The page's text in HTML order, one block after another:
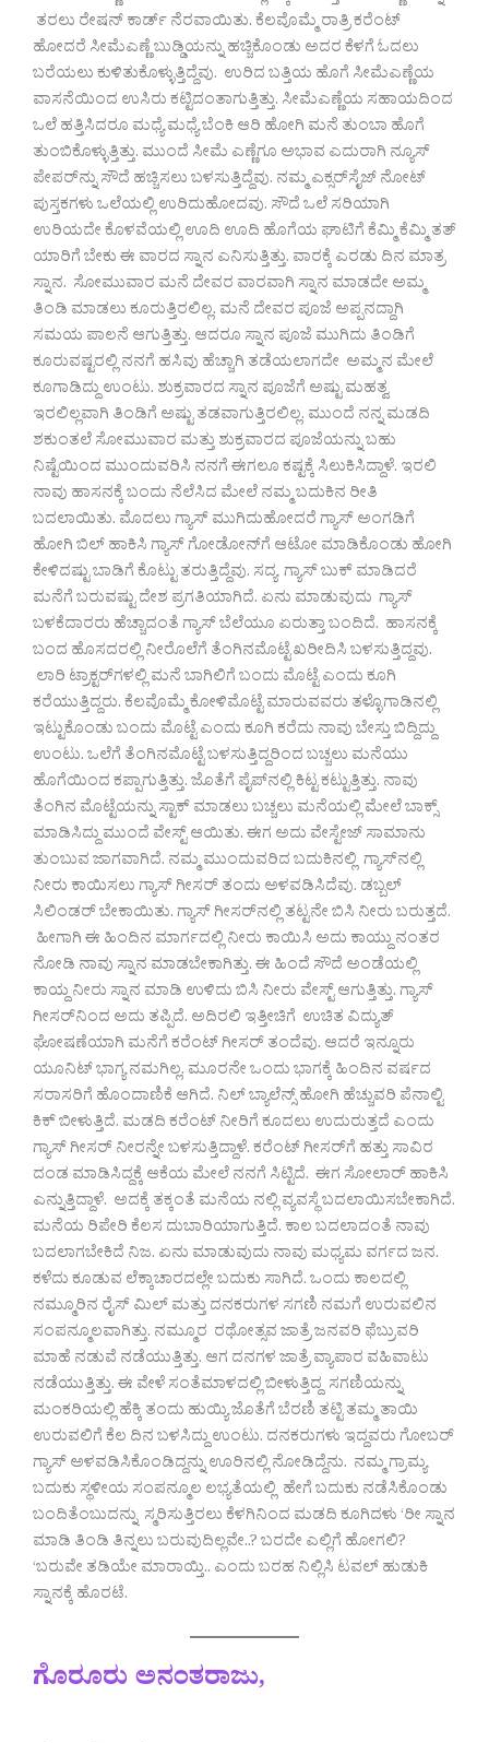
ತರಲು ರೇಷನ್ ಕಾರ್ಡ್ ನೆರವಾಯಿತು. ಕೆಲವೊಮ್ಮೆ ರಾತ್ರಿ ಕರೆಂಟ್
ಹೋದರೆ ಸೀಮೆಎಣ್ಣೆ ಬುಡ್ಡಿಯನ್ನು ಹಚ್ಚಿಕೊಂಡು ಅದರ ಕೆಳಗೆ ಓದಲು
ಬರೆಯಲು ಕುಳಿತುಕೊಳ್ಳುತ್ತಿದ್ದೆವು. ಉರಿದ ಬತ್ತಿಯ ಹೊಗೆ ಸೀಮೆಎಣ್ಣೆಯ
ವಾಸನೆಯಿಂದ ಉಸಿರು ಕಟ್ಟಿದಂತಾಗುತ್ತಿತ್ತು. ಸೀಮೆಎಣ್ಣೆಯ ಸಹಾಯದಿಂದ
ಒಲೆ ಹತ್ತಿಸಿದರೂ ಮಧ್ಯೆ ಮಧ್ಯೆ ಬೆಂಕಿ ಆರಿ ಹೋಗಿ ಮನೆ ತುಂಬಾ ಹೊಗೆ
ತುಂಬಿಕೊಳ್ಳುತ್ತಿತ್ತು. ಮುಂದೆ ಸೀಮೆ ಎಣ್ಣೆಗೂ ಅಭಾವ ಎದುರಾಗಿ ನ್ಯೂಸ್
ಪೇಪರ್‌ನ್ನು ಸೌದೆ ಹಚ್ಚಿಸಲು ಬಳಸುತ್ತಿದ್ದೆವು. ನಮ್ಮ ಎಕ್ಸರ್‌ಸೈಜ್ ನೋಟ್
ಪುಸ್ತಕಗಳು ಒಲೆಯಲ್ಲಿ ಉರಿದುಹೋದವು. ಸೌದೆ ಒಲೆ ಸರಿಯಾಗಿ
ಉರಿಯದೇ ಕೊಳವೆಯಲ್ಲಿ ಊದಿ ಊದಿ ಹೊಗೆಯ ಘಾಟಿಗೆ ಕೆಮ್ಮಿ ಕೆಮ್ಮಿ ತತ್
ಯಾರಿಗೆ ಬೇಕು ಈ ವಾರದ ಸ್ನಾನ ಎನಿಸುತ್ತಿತ್ತು. ವಾರಕ್ಕೆ ಎರಡು ದಿನ ಮಾತ್ರ
ಸ್ನಾನ. ಸೋಮುವಾರ ಮನೆ ದೇವರ ವಾರವಾಗಿ ಸ್ನಾನ ಮಾಡದೇ ಅಮ್ಮ
ತಿಂಡಿ ಮಾಡಲು ಕೂರುತ್ತಿರಲಿಲ್ಲ. ಮನೆ ದೇವರ ಪೂಜೆ ಅಪ್ಪನದ್ದಾಗಿ
ಸಮಯ ಪಾಲನೆ ಆಗುತ್ತಿತ್ತು. ಆದರೂ ಸ್ನಾನ ಪೂಜೆ ಮುಗಿದು ತಿಂಡಿಗೆ
ಕೂರುವಷ್ಟರಲ್ಲಿ ನನಗೆ ಹಸಿವು ಹೆಚ್ಚಾಗಿ ತಡೆಯಲಾಗದೇ ಅಮ್ಮನ ಮೇಲೆ
ಕೂಗಾಡಿದ್ದು ಉಂಟು. ಶುಕ್ರವಾರದ ಸ್ನಾನ ಪೂಜೆಗೆ ಅಷ್ಟು ಮಹತ್ವ
ಇರಲಿಲ್ಲವಾಗಿ ತಿಂಡಿಗೆ ಅಷ್ಟು ತಡವಾಗುತ್ತಿರಲಿಲ್ಲ. ಮುಂದೆ ನನ್ನ ಮಡದಿ
ಶಕುಂತಲೆ ಸೋಮುವಾರ ಮತ್ತು ಶುಕ್ರವಾರದ ಪೂಜೆಯನ್ನು ಬಹು
ನಿಷ್ಟೆಯಿಂದ ಮುಂದುವರಿಸಿ ನನಗೆ ಈಗಲೂ ಕಷ್ಟಕ್ಕೆ ಸಿಲುಕಿಸಿದ್ದಾಳೆ. ಇರಲಿ
ನಾವು ಹಾಸನಕ್ಕೆ ಬಂದು ನೆಲೆಸಿದ ಮೇಲೆ ನಮ್ಮ ಬದುಕಿನ ರೀತಿ
ಬದಲಾಯಿತು. ಮೊದಲು ಗ್ಯಾಸ್ ಮುಗಿದುಹೋದರೆ ಗ್ಯಾಸ್ ಅಂಗಡಿಗೆ
ಹೋಗಿ ಬಿಲ್ ಹಾಕಿಸಿ ಗ್ಯಾಸ್ ಗೋಡೋನ್‌ಗೆ ಆಟೋ ಮಾಡಿಕೊಂಡು ಹೋಗಿ
ಕೇಳಿದಷ್ಟು ಬಾಡಿಗೆ ಕೊಟ್ಟು ತರುತ್ತಿದ್ದೆವು. ಸದ್ಯ ಗ್ಯಾಸ್ ಬುಕ್ ಮಾಡಿದರೆ
ಮನೆಗೆ ಬರುವಷ್ಟು ದೇಶ ಪ್ರಗತಿಯಾಗಿದೆ. ಏನು ಮಾಡುವುದು ಗ್ಯಾಸ್
ಬಳಕೆದಾರರು ಹೆಚ್ಚಾದಂತೆ ಗ್ಯಾಸ್ ಬೆಲೆಯೂ ಏರುತ್ತಾ ಬಂದಿದೆ. ಹಾಸನಕ್ಕೆ
ಬಂದ ಹೊಸದರಲ್ಲಿ ನೀರೊಲೆಗೆ ತೆಂಗಿನಮೊಟ್ಟೆ ಖರೀದಿಸಿ ಬಳಸುತ್ತಿದ್ದವು.
ಲಾರಿ ಟ್ರಾಕ್ಟರ್‌ಗಳಲ್ಲಿ ಮನೆ ಬಾಗಿಲಿಗೆ ಬಂದು ಮೊಟ್ಟೆ ಎಂದು ಕೂಗಿ
ಕರೆಯುತ್ತಿದ್ದರು. ಕೆಲವೊಮ್ಮೆ ಕೋಳಿಮೊಟ್ಟೆ ಮಾರುವವರು ತಳ್ಳೊಗಾಡಿನಲ್ಲಿ
ಇಟ್ಟುಕೊಂಡು ಬಂದು ಮೊಟ್ಟೆ ಎಂದು ಕೂಗಿ ಕರೆದು ನಾವು ಬೇಸ್ತು ಬಿದ್ದಿದ್ದು
ಉಂಟು. ಒಲೆಗೆ ತೆಂಗಿನಮೊಟ್ಟೆ ಬಳಸುತ್ತಿದ್ದರಿಂದ ಬಚ್ಚಲು ಮನೆಯು
ಹೊಗೆಯಿಂದ ಕಪ್ಪಾಗುತ್ತಿತ್ತು. ಜೊತೆಗೆ ಪೈಪ್‌ನಲ್ಲಿ ಕಿಟ್ಟ ಕಟ್ಟುತ್ತಿತ್ತು. ನಾವು
ತೆಂಗಿನ ಮೊಟ್ಟೆಯನ್ನು ಸ್ಟಾಕ್ ಮಾಡಲು ಬಚ್ಚಲು ಮನೆಯಲ್ಲಿ ಮೇಲೆ ಬಾಕ್ಸ್
ಮಾಡಿಸಿದ್ದು ಮುಂದೆ ವೇಸ್ಟ್ ಆಯಿತು. ಈಗ ಅದು ವೇಸ್ಟೇಜ್ ಸಾಮಾನು
ತುಂಬುವ ಜಾಗವಾಗಿದೆ. ನಮ್ಮ ಮುಂದುವರಿದ ಬದುಕಿನಲ್ಲಿ ಗ್ಯಾಸ್‌ನಲ್ಲಿ
ನೀರು ಕಾಯಿಸಲು ಗ್ಯಾಸ್ ಗೀಸರ್ ತಂದು ಅಳವಡಿಸಿದೆವು. ಡಬ್ಬಲ್
ಸಿಲಿಂಡರ್ ಬೇಕಾಯಿತು. ಗ್ಯಾಸ್ ಗೀಸರ್‌ನಲ್ಲಿ ತಟ್ಟನೇ ಬಿಸಿ ನೀರು ಬರುತ್ತದೆ.
ಹೀಗಾಗಿ ಈ ಹಿಂದಿನ ಮಾರ್ಗದಲ್ಲಿ ನೀರು ಕಾಯಿಸಿ ಅದು ಕಾಯ್ದು ನಂತರ
ನೋಡಿ ನಾವು ಸ್ನಾನ ಮಾಡಬೇಕಾಗಿತ್ತು. ಈ ಹಿಂದೆ ಸೌದೆ ಅಂಡೆಯಲ್ಲಿ
ಕಾಯ್ದ ನೀರು ಸ್ನಾನ ಮಾಡಿ ಉಳಿದು ಬಿಸಿ ನೀರು ವೇಸ್ಟ್ ಆಗುತ್ತಿತ್ತು. ಗ್ಯಾಸ್
ಗೀಸರ್‌ನಿಂದ ಅದು ತಪ್ಪಿದೆ. ಅದಿರಲಿ ಇತ್ತೀಚಿಗೆ ಉಚಿತ ವಿದ್ಯುತ್
ಘೋಷಣೆಯಾಗಿ ಮನೆಗೆ ಕರೆಂಟ್ ಗೀಸರ್ ತಂದೆವು. ಆದರೆ ಇನ್ನೂರು
ಯೂನಿಟ್ ಭಾಗ್ಯ ನಮಗಿಲ್ಲ. ಮೂರನೇ ಒಂದು ಭಾಗಕ್ಕೆ ಹಿಂದಿನ ವರ್ಷದ
ಸರಾಸರಿಗೆ ಹೊಂದಾಣಿಕೆ ಆಗಿದೆ. ನಿಲ್ ಬ್ಯಾಲೆನ್ಸ್ ಹೋಗಿ ಹೆಚ್ಚುವರಿ ಪೆನಾಲ್ಟಿ
ಕಿಕ್ ಬೀಳುತ್ತಿದೆ. ಮಡದಿ ಕರೆಂಟ್ ನೀರಿಗೆ ಕೂದಲು ಉದುರುತ್ತದೆ ಎಂದು
ಗ್ಯಾಸ್ ಗೀಸರ್ ನೀರನ್ನೇ ಬಳಸುತ್ತಿದ್ದಾಳೆ. ಕರೆಂಟ್ ಗೀಸರ್‌ಗೆ ಹತ್ತು ಸಾವಿರ
ದಂಡ ಮಾಡಿಸಿದ್ದಕ್ಕೆ ಆಕೆಯ ಮೇಲೆ ನನಗೆ ಸಿಟ್ಟಿದೆ. ಈಗ ಸೋಲಾರ್ ಹಾಕಿಸಿ
ಎನ್ನುತ್ತಿದ್ದಾಳೆ. ಅದಕ್ಕೆ ತಕ್ಕಂತೆ ಮನೆಯ ನಲ್ಲಿ ವ್ಯವಸ್ಥೆ ಬದಲಾಯಿಸಬೇಕಾಗಿದೆ.
ಮನೆಯ ರಿಪೇರಿ ಕೆಲಸ ದುಬಾರಿಯಾಗುತ್ತಿದೆ. ಕಾಲ ಬದಲಾದಂತೆ ನಾವು
ಬದಲಾಗಬೇಕಿದೆ ನಿಜ. ಏನು ಮಾಡುವುದು ನಾವು ಮಧ್ಯಮ ವರ್ಗದ ಜನ.
ಕಳೆದು ಕೂಡುವ ಲೆಕ್ಕಾಚಾರದಲ್ಲೇ ಬದುಕು ಸಾಗಿದೆ. ಒಂದು ಕಾಲದಲ್ಲಿ
ನಮ್ಮೂರಿನ ರೈಸ್ ಮಿಲ್ ಮತ್ತು ದನಕರುಗಳ ಸಗಣಿ ನಮಗೆ ಉರುವಲಿನ
ಸಂಪನ್ಮೂಲವಾಗಿತ್ತು. ನಮ್ಮೂರ ರಥೋತ್ಸವ ಜಾತ್ರೆ ಜನವರಿ ಫೆಬ್ರುವರಿ
ಮಾಹೆ ನಡುವೆ ನಡೆಯುತ್ತಿತ್ತು. ಆಗ ದನಗಳ ಜಾತ್ರೆ ವ್ಯಾಪಾರ ವಹಿವಾಟು
ನಡೆಯುತ್ತಿತ್ತು. ಈ ವೇಳೆ ಸಂತೆಮಾಳದಲ್ಲಿ ಬೀಳುತ್ತಿದ್ದ ಸಗಣಿಯನ್ನು
ಮಂಕರಿಯಲ್ಲಿ ಹೆಕ್ಕಿ ತಂದು ಹುಯ್ಯಿ ಜೊತೆಗೆ ಬೆರಣಿ ತಟ್ಟಿ ತಮ್ಮ ತಾಯಿ
ಉರುವಲಿಗೆ ಕೆಲ ದಿನ ಬಳಸಿದ್ದು ಉಂಟು. ದನಕರುಗಳು ಇದ್ದವರು ಗೋಬರ್
ಗ್ಯಾಸ್ ಅಳವಡಿಸಿಕೊಂಡಿದ್ದನ್ನು ಊರಿನಲ್ಲಿ ನೋಡಿದ್ದೆನು. ನಮ್ಮ ಗ್ರಾಮ್ಯ
ಬದುಕು ಸ್ಥಳೀಯ ಸಂಪನ್ಮೂಲ ಲಭ್ಯತೆಯಲ್ಲಿ ಹೇಗೆ ಬದುಕು ನಡೆಸಿಕೊಂಡು
ಬಂದಿತೆಂಬುದನ್ನು ಸ್ಮರಿಸುತ್ತಿರಲು ಕೆಳಗಿನಿಂದ ಮಡದಿ ಕೂಗಿದಳು ‘ರೀ ಸ್ನಾನ
ಮಾಡಿ ತಿಂಡಿ ತಿನ್ನಲು ಬರುವುದಿಲ್ಲವೇ..? ಬರದೇ ಎಲ್ಲಿಗೆ ಹೋಗಲಿ?
‘ಬರುವೇ ತಡಿಯೇ ಮಾರಾಯ್ತಿ.. ಎಂದು ಬರಹ ನಿಲ್ಲಿಸಿ ಟವಲ್ ಹುಡುಕಿ
ಸ್ನಾನಕ್ಕೆ ಹೊರಟೆ.
ಗೊರೂರು ಅನಂತರಾಜು,